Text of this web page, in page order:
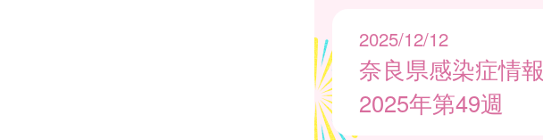
2025/12/12
奈良県感染症情報
2025年第49週